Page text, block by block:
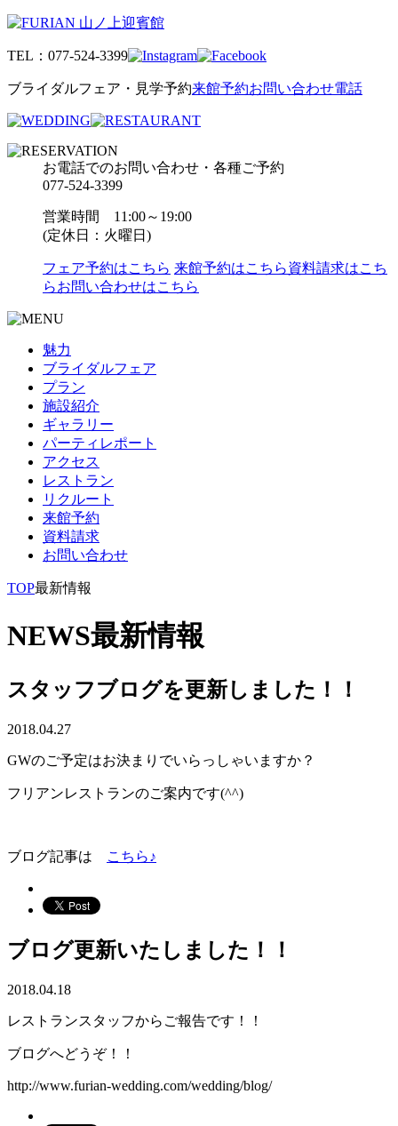
TEL： 077-524-3399
ブライダルフェア・見学予約来館予約お問い合わせ電話
お電話でのお問い合わせ・各種ご予約
077-524-3399
営業時間 11:00～19:00
(定休日：火曜日)
フェア予約はこちら 来館予約はこちら資料請求はこち
らお問い合わせはこちら
魅力
ブライダルフェア
プラン
施設紹介
ギャラリー
パーティレポート
アクセス
レストラン
リクルート
来館予約
資料請求
お問い合わせ
TOP最新情報
NEWS最新情報
スタッフブログを更新しました！！
2018.04.27
GWのご予定はお決まりでいらっしゃいますか？
フリアンレストランのご案内です(^^)
ブログ記事は こちら♪
ブログ更新いたしました！！
2018.04.18
レストランスタッフからご報告です！！
ブログへどうぞ！！
http://www.furian-wedding.com/wedding/blog/